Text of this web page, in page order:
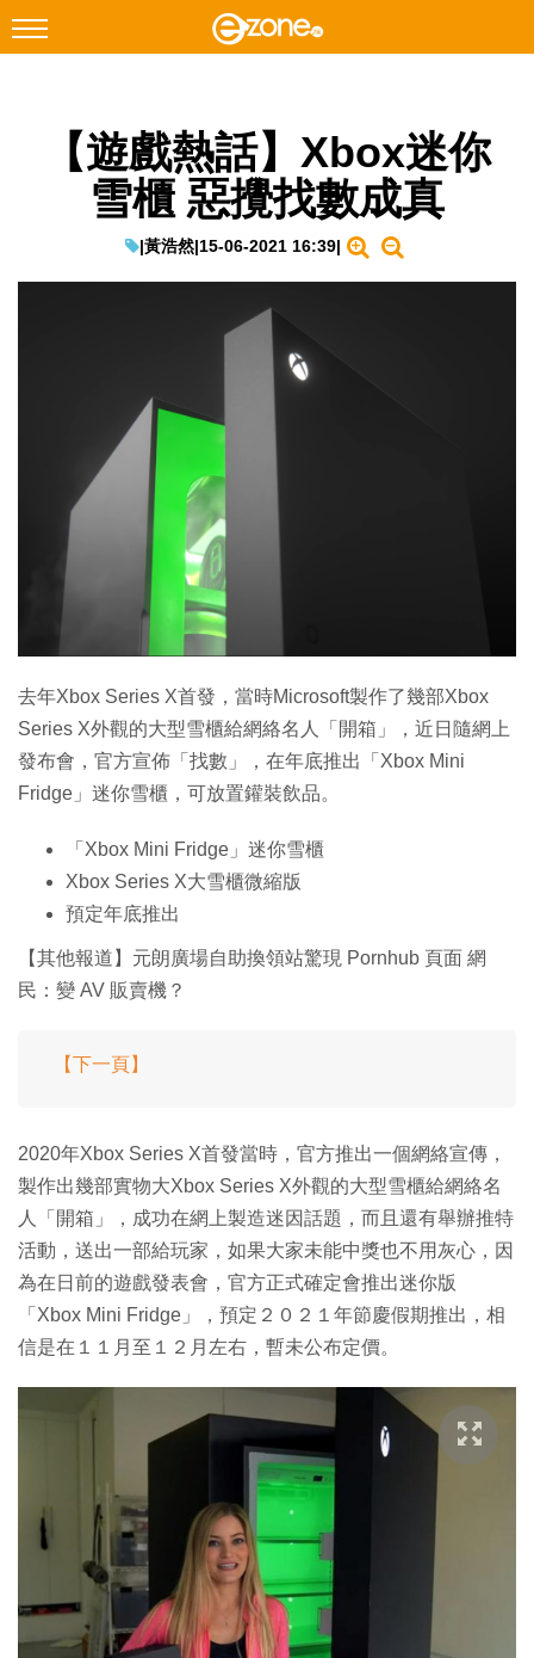
Facebook Instagram
遊戲動漫
生成式AI與雲端應用
Enterprise Digital Transformation
【遊戲熱話】Xbox迷你
雪櫃 惡攪找數成真
|黃浩然|15-06-2021 16:39|
去年Xbox Series X首發，當時Microsoft製作了幾部Xbox
Series X外觀的大型雪櫃給網絡名人「開箱」，近日隨網上
發布會，官方宣佈「找數」，在年底推出「Xbox Mini
Fridge」迷你雪櫃，可放置鑵裝飲品。
「Xbox Mini Fridge」迷你雪櫃
Xbox Series X大雪櫃微縮版
預定年底推出
【其他報道】元朗廣場自助換領站驚現 Pornhub 頁面 網
民：變 AV 販賣機？
【下一頁】
2020年Xbox Series X首發當時，官方推出一個網絡宣傳，
製作出幾部實物大Xbox Series X外觀的大型雪櫃給網絡名
人「開箱」，成功在網上製造迷因話題，而且還有舉辦推特
活動，送出一部給玩家，如果大家未能中獎也不用灰心，因
為在日前的遊戲發表會，官方正式確定會推出迷你版
「Xbox Mini Fridge」，預定２０２１年節慶假期推出，相
信是在１１月至１２月左右，暫未公布定價。